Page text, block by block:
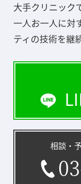
大手クリニック
一人お一人に対
ティの技術を継
相談・